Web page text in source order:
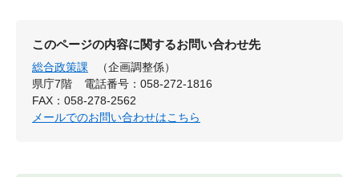
このページの内容に関するお問い合わせ先
総合政策課
（企画調整係）
県庁7階
電話番号：058-272-1816
FAX：058-278-2562
メールでのお問い合わせはこちら